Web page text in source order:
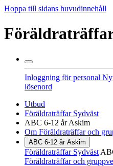
Hoppa till sidans huvudinnehåll
Inloggning för personal
lösenord
Utbud
Föräldraträffar Sydväst
ABC 6-12 år Askim
Om Föräldraträffar och
ABC 6-12 år Askim
Föräldraträffar Sydväst
Föräldraträffar och